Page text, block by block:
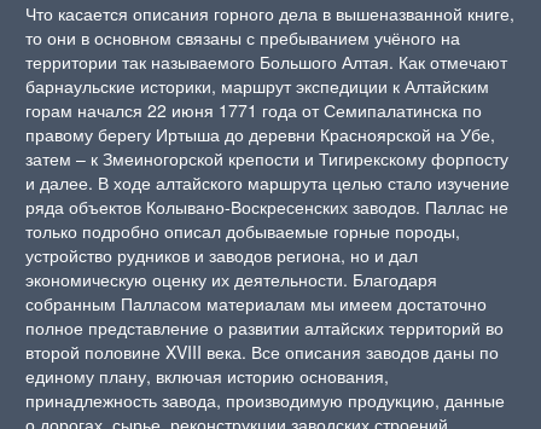
Что касается описания горного дела в вышеназванной книге,
то они в основном связаны с пребыванием учёного на
территории так называемого Большого Алтая. Как отмечают
барнаульские историки, маршрут экспедиции к Алтайским
горам начался 22 июня 1771 года от Семипалатинска по
правому берегу Иртыша до деревни Красноярской на Убе,
затем – к Змеиногорской крепости и Тигирекскому форпосту
и далее. В ходе алтайского маршрута целью стало изучение
ряда объектов Колывано-Воскресенских заводов. Паллас не
только подробно описал добываемые горные породы,
устройство рудников и заводов региона, но и дал
экономическую оценку их деятельности. Благодаря
собранным Палласом материалам мы имеем достаточно
полное представление о развитии алтайских территорий во
второй половине XVIII века. Все описания заводов даны по
единому плану, включая историю основания,
принадлежность завода, производимую продукцию, данные
о дорогах, сырье, реконструкции заводских строений